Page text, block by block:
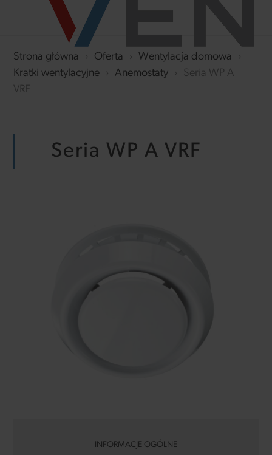
Strona główna › Oferta › Wentylacja domowa
›
Kratki wentylacyjne
› Anemostaty ›
Seria WP A
VRF
Seria WP A VRF
INFORMACJE OGÓLNE